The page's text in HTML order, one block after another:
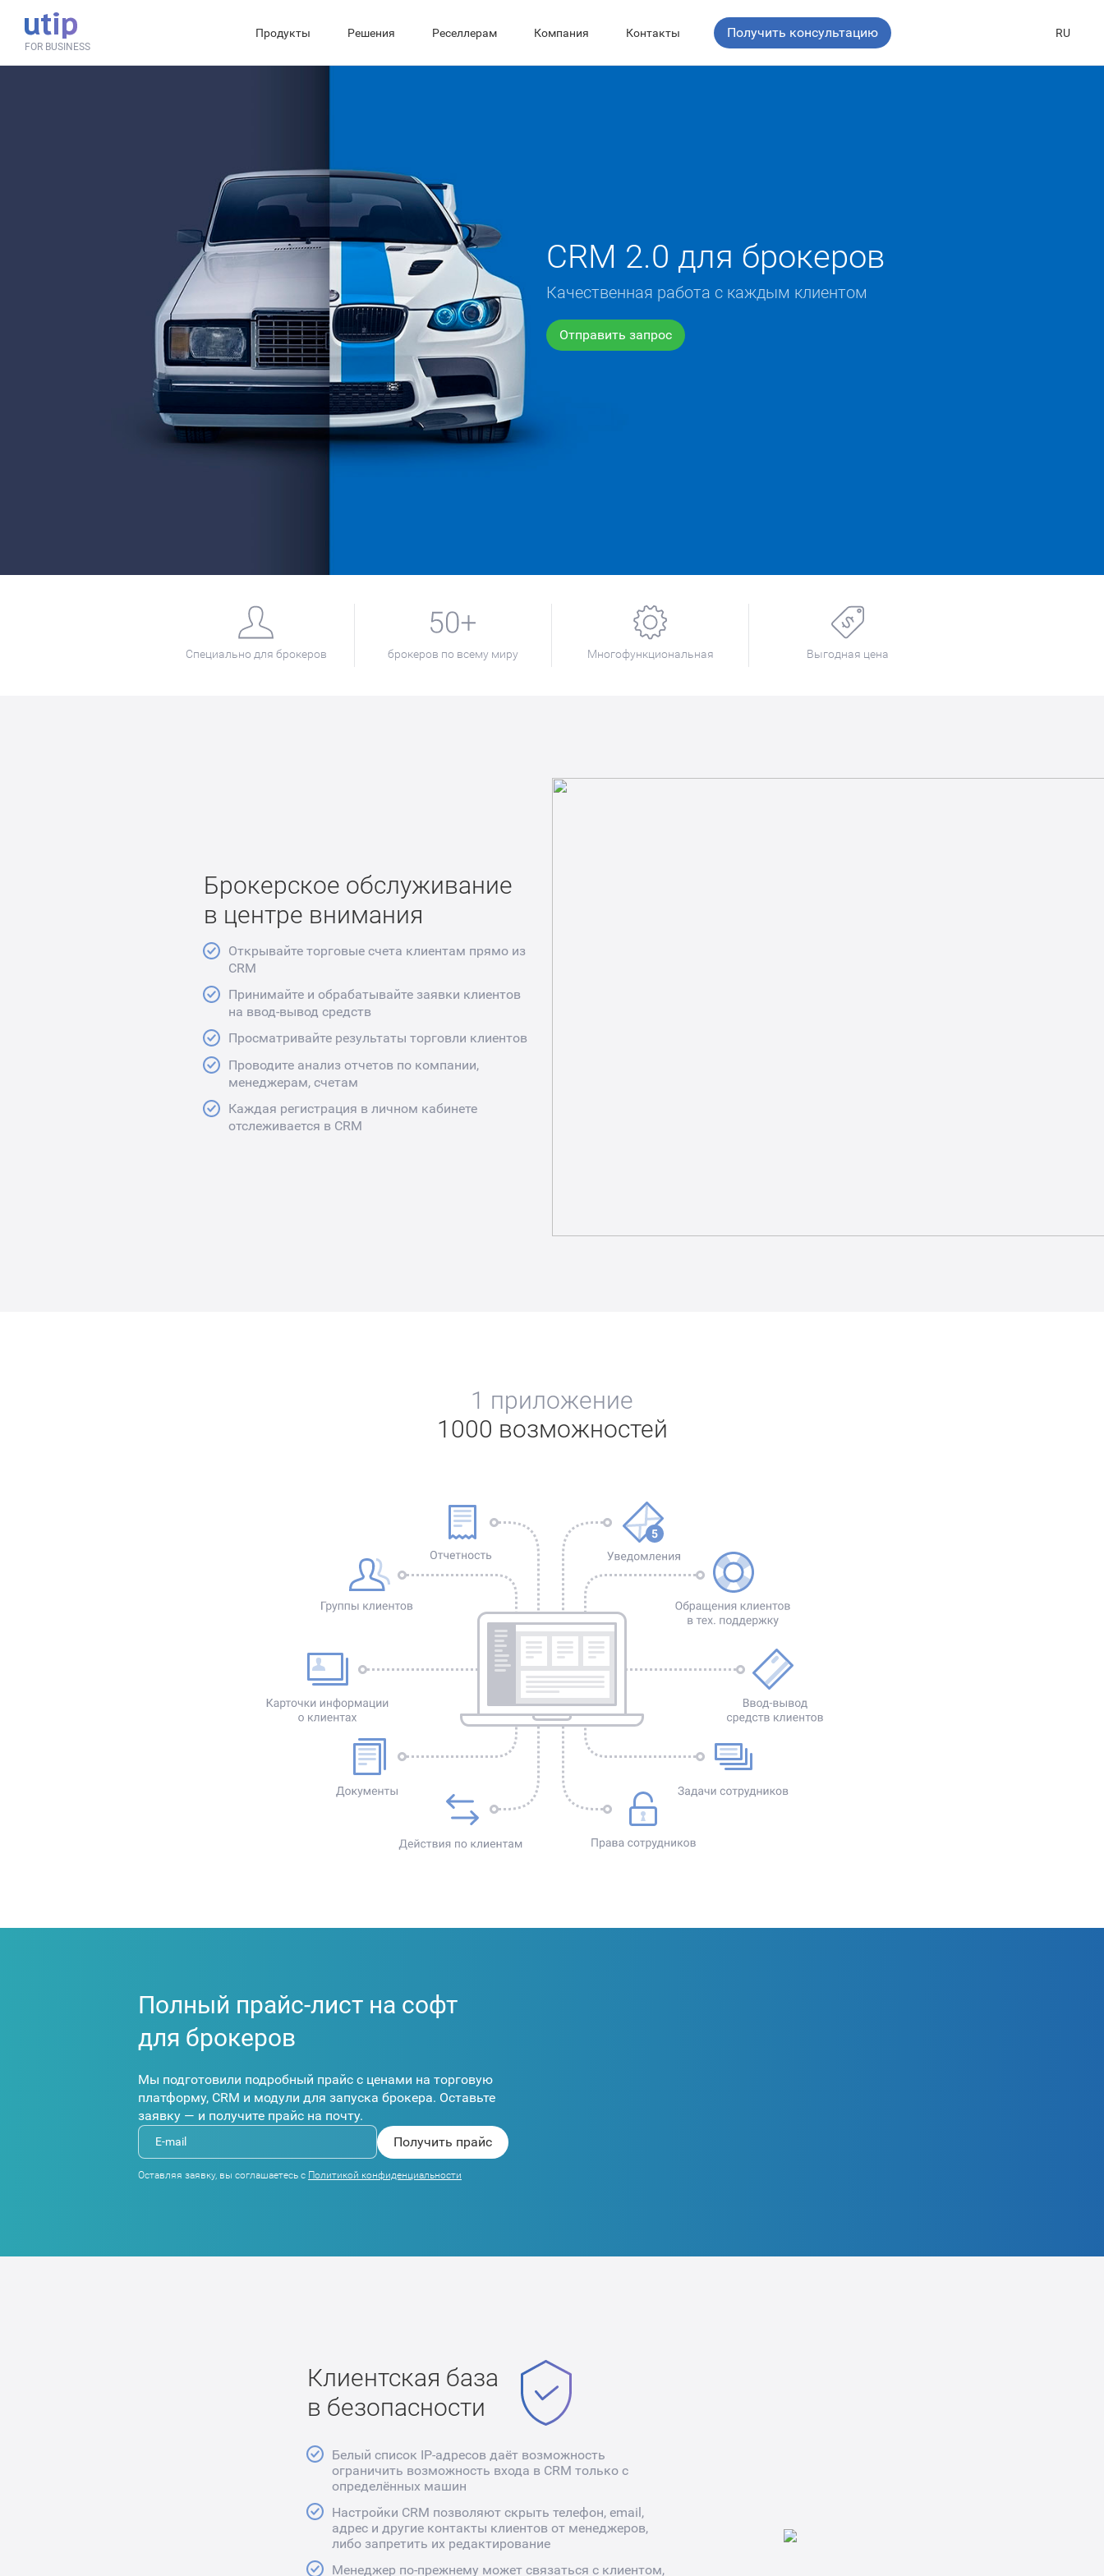
FOR BUSINESS
Продукты Решения Реселлерам Компания Контакты Получить консультацию RU
CRM 2.0 для брокеров
Качественная работа с каждым клиентом
Отправить запрос
Специально для брокеров брокеров по всему миру Многофункциональная Выгодная цена
Брокерское обслуживание
в центре внимания
Открывайте торговые счета клиентам прямо из
CRM
Принимайте и обрабатывайте заявки клиентов
на ввод-вывод средств
Просматривайте результаты торговли клиентов
Проводите анализ отчетов по компании,
менеджерам, счетам
Каждая регистрация в личном кабинете
отслеживается в CRM
1 приложение
1000 возможностей
Полный прайс-лист на софт
для брокеров
Мы подготовили подробный прайс с ценами на торговую
платформу, CRM и модули для запуска брокера. Оставьте
заявку — и получите прайс на почту.
Оставляя заявку, вы соглашаетесь с Политикой конфиденциальности
Клиентская база
в безопасности
Белый список IP-адресов даёт возможность
ограничить возможность входа в CRM только с
определённых машин
Настройки CRM позволяют скрыть телефон, email,
адрес и другие контакты клиентов от менеджеров,
либо запретить их редактирование
Менеджер по-прежнему может связаться с клиентом,